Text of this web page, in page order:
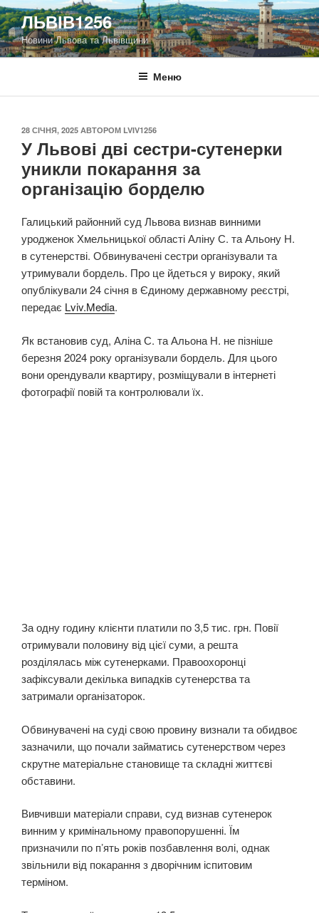
Перейти
до
вмісту
ЛЬВІВ1256
Новини Львова та Львівщини
Меню
ОПУБЛІКОВАНО
28 СІЧНЯ, 2025 АВТОРОМ LVIV1256
У Львові дві сестри-сутенерки
уникли покарання за
організацію борделю
Галицький районний суд Львова визнав винними
уродженок Хмельницької області Аліну С. та Альону Н.
в сутенерстві. Обвинувачені сестри організували та
утримували бордель. Про це йдеться у вироку, який
опублікували 24 січня в Єдиному державному реєстрі,
передає Lviv.Media.
Як встановив суд, Аліна С. та Альона Н. не пізніше
березня 2024 року організували бордель. Для цього
вони орендували квартиру, розміщували в інтернеті
фотографії повій та контролювали їх.
За одну годину клієнти платили по 3,5 тис. грн. Повії
отримували половину від цієї суми, а решта
розділялась між сутенерками. Правоохоронці
зафіксували декілька випадків сутенерства та
затримали організаторок.
Обвинувачені на суді свою провину визнали та обидвоє
зазначили, що почали займатись сутенерством через
скрутне матеріальне становище та складні життєві
обставини.
Вивчивши матеріали справи, суд визнав сутенерок
винним у кримінальному правопорушенні. Їм
призначили по пʼять років позбавлення волі, однак
звільнили від покарання з дворічним іспитовим
терміном.